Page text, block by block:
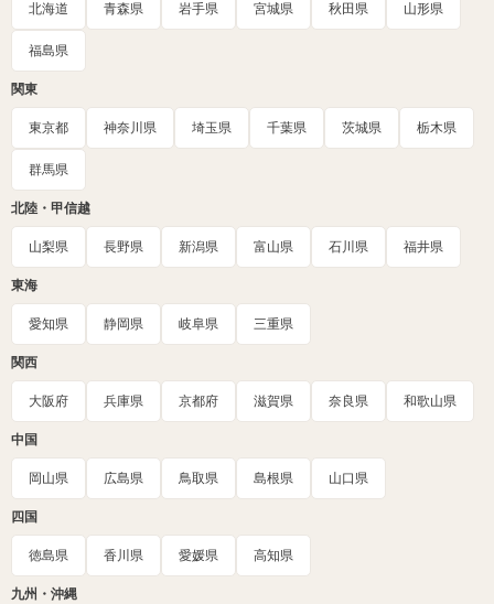
北海道 青森県 岩手県 宮城県 秋田県 山形県
福島県
関東
東京都 神奈川県 埼玉県 千葉県 茨城県 栃木県
群馬県
北陸・甲信越
山梨県 長野県 新潟県 富山県 石川県 福井県
東海
愛知県 静岡県 岐阜県 三重県
関西
大阪府 兵庫県 京都府 滋賀県 奈良県 和歌山県
中国
岡山県 広島県 鳥取県 島根県 山口県
四国
徳島県 香川県 愛媛県 高知県
九州・沖縄